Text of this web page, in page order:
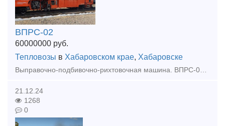
ВПРС-02
60000000 руб.
Тепловозы в Хабаровском крае, Хабаровске
Выправочно-подбивочно-рихтовочная машина. ВПРС-02 №159 (19550003) 2011 года выпуска, ТР2 на Калужском заводе январь 2021 года, общая наработка 15586 машино-часов КИС- Матэск Цена 60 000 000,00
21.12.24
1268
0